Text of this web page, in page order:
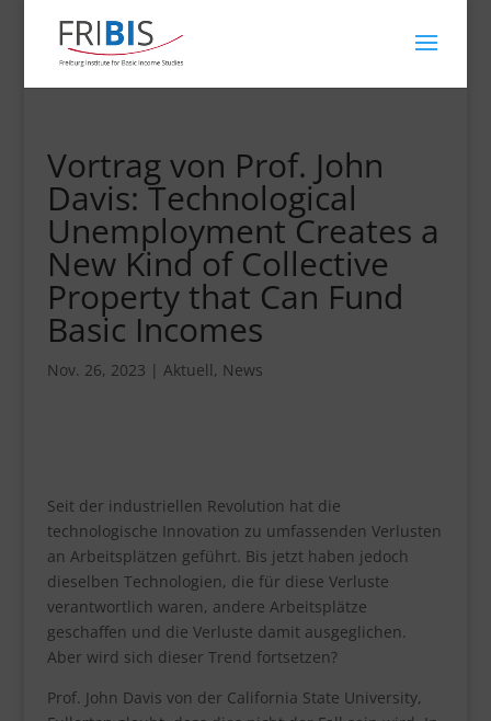
Vortrag von Prof. John
Davis: Technological
Unemployment Creates a
New Kind of Collective
Property that Can Fund
Basic Incomes
Nov. 26, 2023 | Aktuell, News
Seit der industriellen Revolution hat die
technologische Innovation zu umfassenden Verlusten
an Arbeitsplätzen geführt. Bis jetzt haben jedoch
dieselben Technologien, die für diese Verluste
verantwortlich waren, andere Arbeitsplätze
geschaffen und die Verluste damit ausgeglichen.
Aber wird sich dieser Trend fortsetzen?
Prof. John Davis von der California State University,